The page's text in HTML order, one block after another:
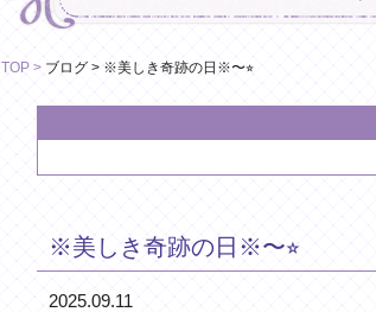
TOP > ブログ > ※美しき奇跡の日※〜⭐︎
※美しき奇跡の日※〜⭐︎
2025.09.11